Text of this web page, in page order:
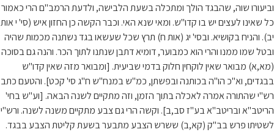
וביעורו שוה, שהבגד הולך ומתכלה בשעת הלבישה, ולדעת הרמב"ם הרי כאמור
כל שאינו לעצים יש בו קדו"ש. ומאי שנא האי. וכבר הקשה כן החזון איש (סי' י אות
יב). והניח בקושיא. ובסי' יג (אות ח) תרץ שכל שעשאו בגד נשתנה מכמות שהיה
ובטל שמו ממנו והרי הוא כמבוער, דומיא דתבן שנתנו לתוך הכר. והנה גם בסוכה
(מא,א) מבואר שאין לוקחין חלוק בדמי שביעית. [ומבואר מזה שאין קדו"ש
בבגדים, וא"כ הו"ה בכותנה ובפשתן, כמ"ש במנח"ש ח"ג סי' קכט]. והטעם כתב
רש"י שהתורה אמרה לאכלה בתוך הזמן, וזה מתקיים לשנה הבאה. [וע"ש בחי'
הריטב"א ובריטב"א בע"ז סב,ב]. וקשה הרי גם צבע מתקיים משנה לשנה. ורש"י
לשטיתו פרש בב"ק (קא,ב) ששרש הצבע מתבער בשעת קליטת הצבע בבגד.